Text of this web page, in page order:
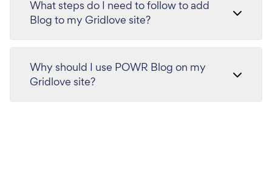
What steps do I need to follow to add
Blog to my Gridlove site?
Why should I use POWR Blog on my
Gridlove site?